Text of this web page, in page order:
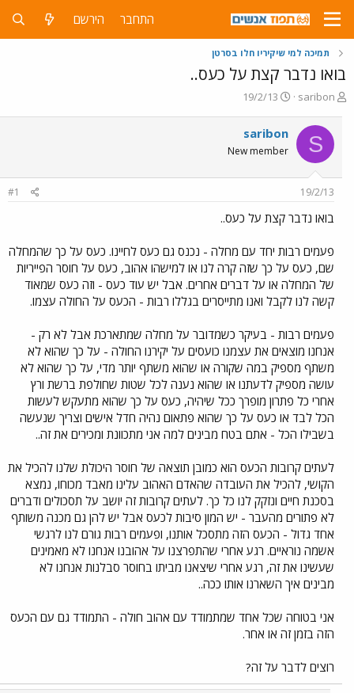
התחבר הירשם
תמיכה למי שיקיריו חלו בסרטן
בואו נדבר קצת על כעס..
פ
ח
ה
ו
ש
saribon
פ
ס
ם
ת
י
19/2/13
S
saribon
New member
19/2/13
#1
בואו נדבר קצת על כעס..
פעמים רבות יחד עם מחלה - נכנס גם כעס לחיינו. כעס על כך שהמחלה
שם, כעס על כך שזה קרה לנו או למישהו אהוב, כעס על חוסר הפייריות
של המחלה או על דברים אחרים. אבל יש עוד כעס - וזה כעס שמאוד
קשה לנו לקבל ואנו מתייסרים בגללו רבות - הכעס על החולה עצמו.
פעמים רבות - בעיקר כשמדובר על מחלה שמתארכת אבל לא רק -
אנחנו מוצאים את עצמנו כועסים על יקירנו החולה - על כך שהוא לא
משתף מספיק במה שקורה או שהוא משתף יותר מדי, על כך שהוא לא
עושה מספיק לדעתנו או שהוא נענה לכל שטות שחולפת ברשת ורץ
אחרי כל פתרון מופרך ככל שיהיה, כעס על כך שהוא מתעקש לעשות
הכל לבד או כעס על כך שהוא פתאום נהיה חדל אישים וצריך שנעשה
בשבילו הכל - אתם בטח מבינים למה אני מתכוונת ומכירים את זה..
לעתים קרובות הכעס הוא כמובן תוצאה של חוסר היכולת שלנו להכיל את
הקושי, להכיל את העובדה שהאדם האהוב עלינו מאבד מכוחו, נמצא
בסכנת חיים ונזקק לנו כל כך. לעתים קרובות זה יושב על תסכולים ודברים
לא פתורים מהעבר - יש המון סיבות לכעס אבל יש להן גם מכנה משותף
אחד גדול - הכעס הזה מתסכל אותנו, ופעמים רבות גורם לנו לרגשי
אשמה נוראיים. רגע אחרי שהתפרצנו על אהובנו אנחנו לא מאמינים
שעשינו את זה, רגע אחרי שיצאנו מביתו בחוסר סבלנות אנחנו לא
מבינים איך השארנו אותו ככה..
אני בטוחה שכל אחד שמתמודד עם אהוב חולה - התמודד גם עם הכעס
הזה בזמן זה או אחר.
רוצים לדבר על זה?